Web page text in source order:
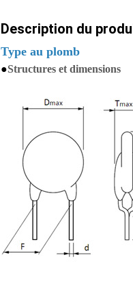
Description du
Type au plomb
●Structures et dimensions